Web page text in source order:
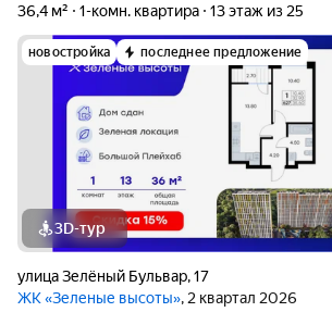
36,4 м²
1-комн. квартира 13 этаж из 25
новостройка последнее предложение
3D-тур
улица Зелёный Бульвар,17
ЖК «Зеленые высоты», 2 квартал 2026